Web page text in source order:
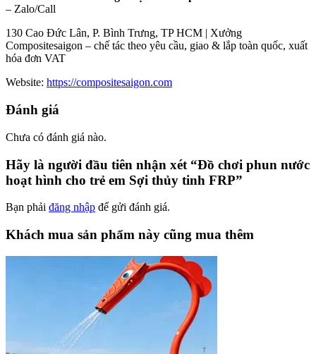
– Zalo/Call
130 Cao Đức Lân, P. Bình Trưng, TP HCM | Xưởng
Compositesaigon – chế tác theo yêu cầu, giao & lắp toàn quốc, xuất
hóa đơn VAT
Website: https://compositesaigon.com
Đánh giá
Chưa có đánh giá nào.
Hãy là người đầu tiên nhận xét “Đồ chơi phun nước
hoạt hình cho trẻ em Sợi thủy tinh FRP”
Bạn phải đăng nhập để gửi đánh giá.
Khách mua sản phẩm này cũng mua thêm